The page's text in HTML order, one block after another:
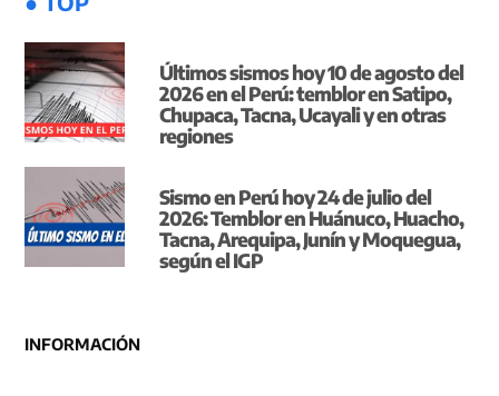
Últimos sismos hoy 10 de agosto del
2026 en el Perú: temblor en Satipo,
Chupaca, Tacna, Ucayali y en otras
regiones
Sismo en Perú hoy 24 de julio del
2026: Temblor en Huánuco, Huacho,
Tacna, Arequipa, Junín y Moquegua,
según el IGP
INFORMACIÓN